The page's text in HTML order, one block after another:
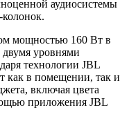
аудиосистемы
мощностью 160 Вт в
двумя уровнями
технологии JBL
как в помещении, так и
включая цвета
приложения JBL